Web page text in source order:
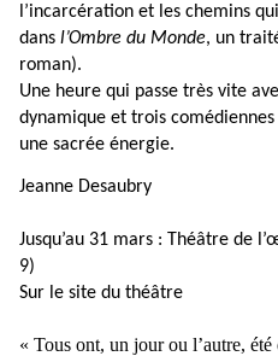
l’incarcération et les chemins
dans l’Ombre du Monde, un
roman).
Une heure qui passe très vite
dynamique et trois
une sacrée énergie.
Jeanne Desaubry
Jusqu’au 31 mars : Théâtre de
9)
Sur le site du théâtre
« Tous ont, un jour ou l’autre,